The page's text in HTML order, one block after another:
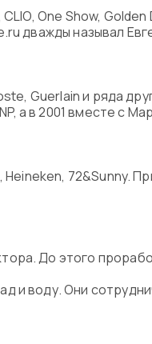
One Show, Golden
дважды называл
Guerlain и ряда
а в 2001 вместе с
72&Sunny.
До этого
и воду. Они